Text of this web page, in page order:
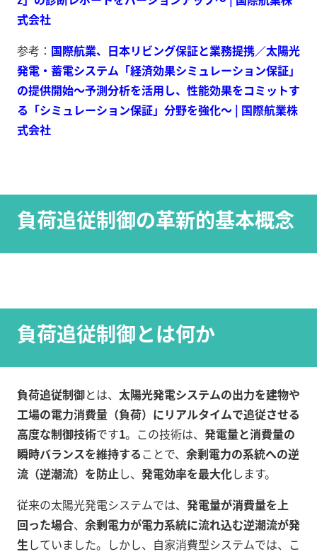
式会社
参考： 国際航業、日本リビング保証と業務提携／太陽光
発電・蓄電システム「経済効果シミュレーション保証」
の提供開始～予測分析を活用し、性能効果をコミットす
る「シミュレーション保証」分野を強化～ | 国際航業株
式会社
負荷追従制御の革新的基本概念
負荷追従制御とは何か
負荷追従制御とは、 太陽光発電システムの出力を建物や
工場の電力消費量（負荷）にリアルタイムで追従させる
高度な制御技術です1。この技術は、 発電量と消費量の
瞬時バランスを維持することで、 余剰電力の系統への逆
流（逆潮流）を防止し、 発電効率を最大化します。
従来の太陽光発電システムでは、 発電量が消費量を上
回った場合、 余剰電力が電力系統に流れ込む逆潮流が発
生していました。しかし、自家消費型システムでは、こ